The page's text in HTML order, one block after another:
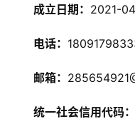
成立日期： 2021-
电话：
邮箱：
统一社会信用代码：